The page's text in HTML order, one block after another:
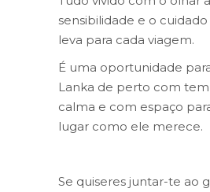
sensibilidade e o
leva para cada viagem.
É uma oportunidade
Lanka de perto com
calma e com espaço
lugar como ele merece.
Se quiseres juntar-te ao